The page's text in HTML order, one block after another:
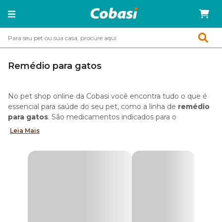
Remédio para gatos
No pet shop online da Cobasi você encontra tudo o que é
essencial para saúde do seu pet, como a linha de remédio
para gatos. São medicamentos indicados para o
tratamento e prevenção de doenças pequenas, como
melhores remédios para gatos
, disponíveis no pet shop
Leia Mais